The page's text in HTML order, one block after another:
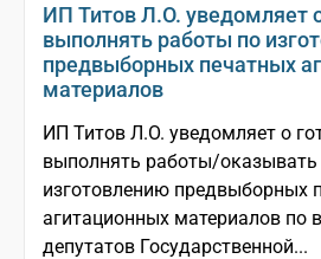
ИП Титов Л.О. уведомляет
выполнять работы по
предвыборных печатных
материалов
ИП Титов Л.О. уведомляет о
выполнять работы/оказывать
изготовлению предвыборных
агитационных материалов по
депутатов Государственной...